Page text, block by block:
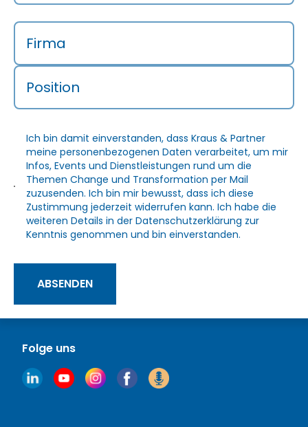
Folge uns
Firma
Position
Ich bin damit einverstanden, dass Kraus & Partner
meine personenbezogenen Daten verarbeitet, um mir
Infos, Events und Dienstleistungen rund um die
Themen Change und Transformation per Mail
zuzusenden. Ich bin mir bewusst, dass ich diese
Zustimmung jederzeit widerrufen kann. Ich habe die
weiteren Details in derDatenschutzerklärung zur
Kenntnis genommen und bin einverstanden.
ABSENDEN